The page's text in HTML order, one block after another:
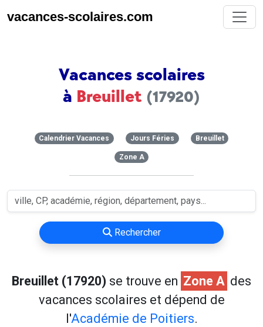
vacances-scolaires.com
Vacances scolaires
à Breuillet (17920)
Calendrier Vacances Jours Féries Breuillet
Zone A
Rechercher
Breuillet (17920) se trouve en Zone A des
vacances scolaires et dépend de
l'Académie de Poitiers.